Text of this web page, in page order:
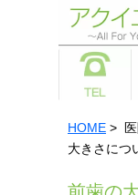
HOME > 医
大きさにつ